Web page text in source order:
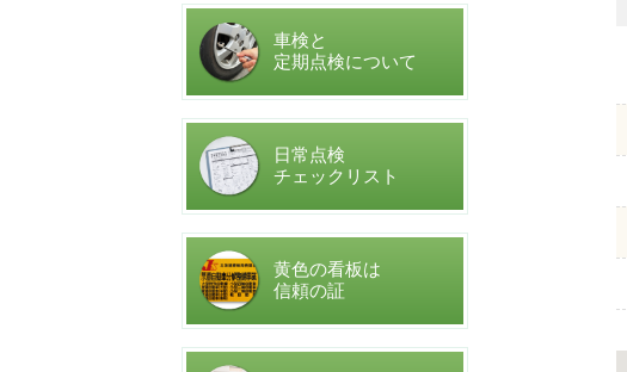
車検と
定期点検について
日常点検
チェックリスト
黄色の看板は
信頼の証